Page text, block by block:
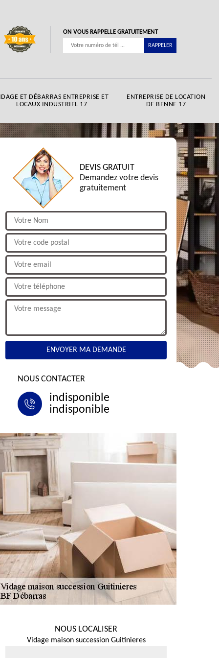
ON VOUS RAPPELLE GRATUITEMENT
ET DÉBARRAS ENTREPRISE ET
LOCAUX INDUSTRIEL 17
ENTREPRISE DE LOCATION
DE BENNE 17
DEVIS GRATUIT
Demandez votre devis
gratuitement
NOUS CONTACTER
indisponible
indisponible
NOUS LOCALISER
Vidage maison succession Guitinieres